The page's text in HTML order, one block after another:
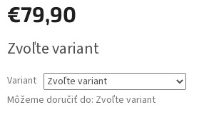
€79,90
cena:
Zvoľte variant
Variant
Môžeme doručiť do: Zvoľte variant